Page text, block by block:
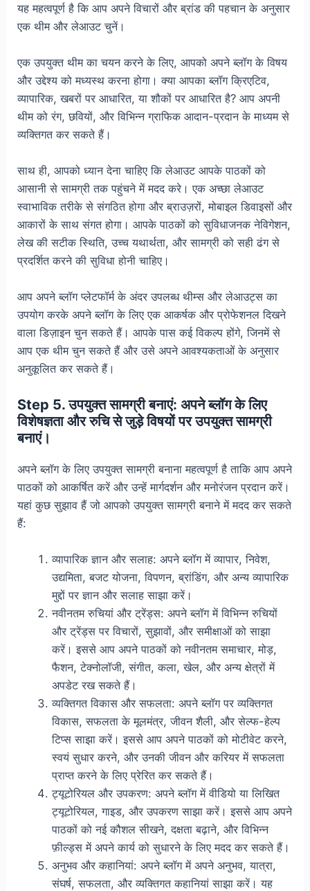
यह महत्वपूर्ण है कि आप अपने विचारों और ब्रांड की पहचान के अनुसार
एक थीम और लेआउट चुनें।
एक उपयुक्त थीम का चयन करने के लिए, आपको अपने ब्लॉग के विषय
और उद्देश्य को मध्यस्थ करना होगा। क्या आपका ब्लॉग क्रिएटिव,
व्यापारिक, खबरों पर आधारित, या शौकों पर आधारित है? आप अपनी
थीम को रंग, छवियों, और विभिन्न ग्राफिक आदान-प्रदान के माध्यम से
व्यक्तिगत कर सकते हैं।
साथ ही, आपको ध्यान देना चाहिए कि लेआउट आपके पाठकों को
आसानी से सामग्री तक पहुंचने में मदद करे। एक अच्छा लेआउट
स्वाभाविक तरीके से संगठित होगा और ब्राउज़रों, मोबाइल डिवाइसों और
आकारों के साथ संगत होगा। आपके पाठकों को सुविधाजनक नेविगेशन,
लेख की सटीक स्थिति, उच्च यथार्थता, और सामग्री को सही ढंग से
प्रदर्शित करने की सुविधा होनी चाहिए।
आप अपने ब्लॉग प्लेटफॉर्म के अंदर उपलब्ध थीम्स और लेआउट्स का
उपयोग करके अपने ब्लॉग के लिए एक आकर्षक और प्रोफेशनल दिखने
वाला डिज़ाइन चुन सकते हैं। आपके पास कई विकल्प होंगे, जिनमें से
आप एक थीम चुन सकते हैं और उसे अपने आवश्यकताओं के अनुसार
अनुकूलित कर सकते हैं।
Step 5.उपयुक्त सामग्री बनाएं: अपने ब्लॉग के लिए
विशेषज्ञता और रुचि से जुड़े विषयों पर उपयुक्त सामग्री
बनाएं।
अपने ब्लॉग के लिए उपयुक्त सामग्री बनाना महत्वपूर्ण है ताकि आप अपने
पाठकों को आकर्षित करें और उन्हें मार्गदर्शन और मनोरंजन प्रदान करें।
यहां कुछ सुझाव हैं जो आपको उपयुक्त सामग्री बनाने में मदद कर सकते
हैं:
व्यापारिक ज्ञान और सलाह: अपने ब्लॉग में व्यापार, निवेश,
उद्यमिता, बजट योजना, विपणन, ब्रांडिंग, और अन्य व्यापारिक
मुद्दों पर ज्ञान और सलाह साझा करें।
नवीनतम रुचियां और ट्रेंड्स: अपने ब्लॉग में विभिन्न रुचियों
और ट्रेंड्स पर विचारों, सुझावों, और समीक्षाओं को साझा
करें। इससे आप अपने पाठकों को नवीनतम समाचार, मोड़,
फैशन, टेक्नोलॉजी, संगीत, कला, खेल, और अन्य क्षेत्रों में
अपडेट रख सकते हैं।
व्यक्तिगत विकास और सफलता: अपने ब्लॉग पर व्यक्तिगत
विकास, सफलता के मूलमंत्र, जीवन शैली, और सेल्फ-हेल्प
टिप्स साझा करें। इससे आप अपने पाठकों को मोटीवेट करने,
स्वयं सुधार करने, और उनकी जीवन और करियर में सफलता
प्राप्त करने के लिए प्रेरित कर सकते हैं।
ट्यूटोरियल और उपकरण: अपने ब्लॉग में वीडियो या लिखित
ट्यूटोरियल, गाइड, और उपकरण साझा करें। इससे आप अपने
पाठकों को नई कौशल सीखने, दक्षता बढ़ाने, और विभिन्न
फ़ील्ड्स में अपने कार्य को सुधारने के लिए मदद कर सकते हैं।
अनुभव और कहानियां: अपने ब्लॉग में अपने अनुभव, यात्रा,
संघर्ष, सफलता, और व्यक्तिगत कहानियां साझा करें। यह